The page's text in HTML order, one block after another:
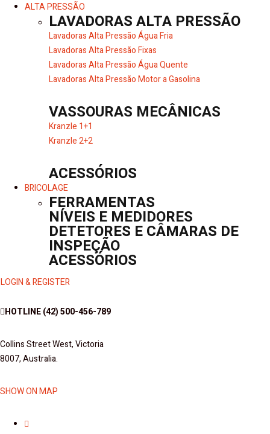
ALTA PRESSÃO
LAVADORAS ALTA PRESSÃO
Lavadoras Alta Pressão Água Fria
Lavadoras Alta Pressão Fixas
Lavadoras Alta Pressão Água Quente
Lavadoras Alta Pressão Motor a Gasolina
VASSOURAS MECÂNICAS
Kranzle 1+1
Kranzle 2+2
ACESSÓRIOS
BRICOLAGE
FERRAMENTAS
NÍVEIS E MEDIDORES
DETETORES E CÂMARAS DE
INSPEÇÃO
ACESSÓRIOS
LOGIN & REGISTER
HOTLINE(42) 500-456-789
Collins Street West, Victoria
8007, Australia.
SHOW ON MAP